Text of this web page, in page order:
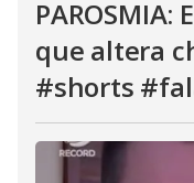
PAROSMIA:
que altera
#shorts